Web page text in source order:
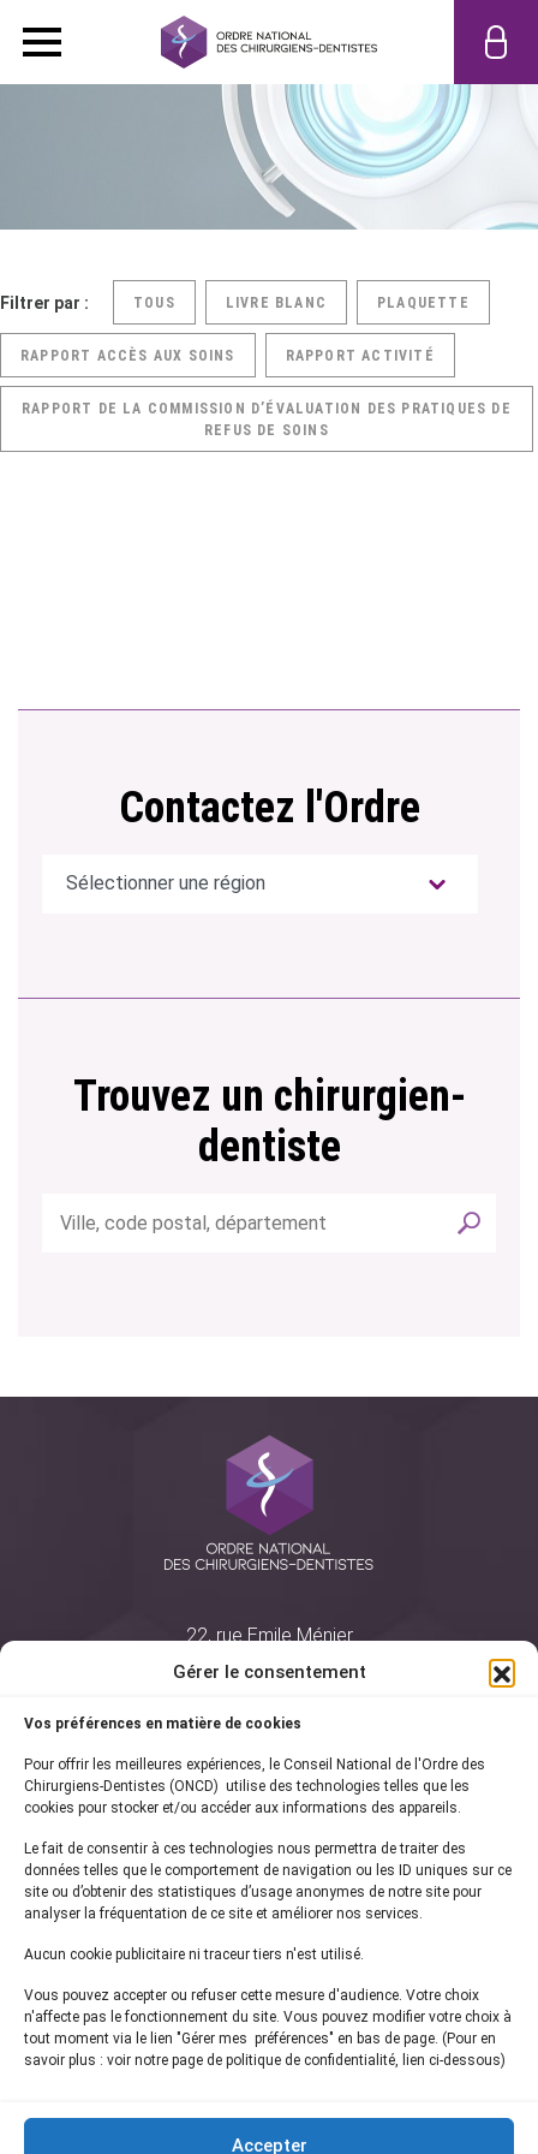
Gérer le consentement
Vos préférences en matière de cookies
Pour offrir les meilleures expériences, le Conseil National de l'Ordre des
Chirurgiens-Dentistes (ONCD) utilise des technologies telles que les
cookies pour stocker et/ou accéder aux informations des appareils.
Le fait de consentir à ces technologies nous permettra de traiter des
données telles que le comportement de navigation ou les ID uniques sur ce
site ou d’obtenir des statistiques d’usage anonymes de notre site pour
analyser la fréquentation de ce site et améliorer nos services.
Aucun cookie publicitaire ni traceur tiers n'est utilisé.
Vous pouvez accepter ou refuser cette mesure d'audience. Votre choix
n'affecte pas le fonctionnement du site. Vous pouvez modifier votre choix à
tout moment via le lien "Gérer mes préférences" en bas de page. (Pour en
savoir plus : voir notre page de politique de confidentialité, lien ci-dessous)
Accepter
Filtrer par : TOUS LIVRE BLANC PLAQUETTE
RAPPORT ACCÈS AUX SOINS RAPPORT ACTIVITÉ
RAPPORT DE LA COMMISSION D’ÉVALUATION DES PRATIQUES DE
REFUS DE SOINS
Contactez l'Ordre
Trouvez un chirurgien-
dentiste
22, rue Emile Ménier
75761 Paris Cedex 16
01 44 34 78 80
courrier@oncd.org
Actualités
Presse
Informations légales
Plan du site
Inscrivez-vous à notrenewsletter